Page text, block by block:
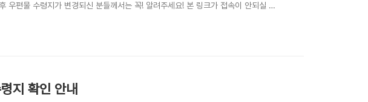
편물 수령지가 변경되신 분들께서는 꼭! 알려주세요! 본 링크가 접속이 안되실 경
지 확인 안내